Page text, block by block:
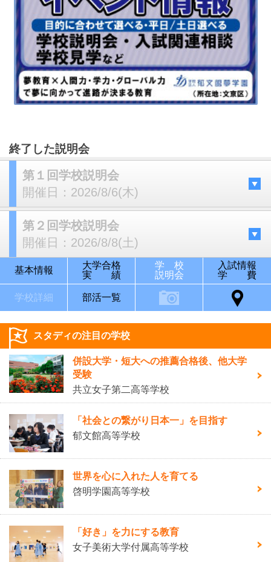
終了した説明会
第１回学校説明会
開催日： 2026/8/6(木)
第２回学校説明会
開催日： 2026/8/8(土)
基本情報
大学合格
実 績
学 校
説明会
入試情報
学 費
学校詳細 部活一覧
スタディの注目の学校
併設大学・短大への推薦合格後、他大学
受験
共立女子第二高等学校
「社会との繋がり日本一」を目指す
郁文館高等学校
世界を心に入れた人を育てる
啓明学園高等学校
「好き」を力にする教育
女子美術大学付属高等学校